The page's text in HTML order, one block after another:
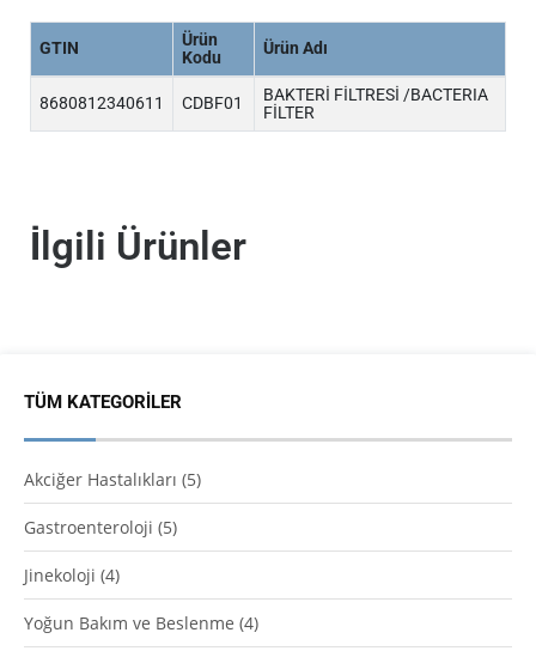
GTIN
Ürün
Kodu
Ürün Adı
8680812340611 CDBF01
BAKTERİ FİLTRESİ /BACTERIA
FİLTER
İlgili Ürünler
TÜM KATEGORILER
Akciğer Hastalıkları (5)
Gastroenteroloji (5)
Jinekoloji (4)
Yoğun Bakım ve Beslenme (4)